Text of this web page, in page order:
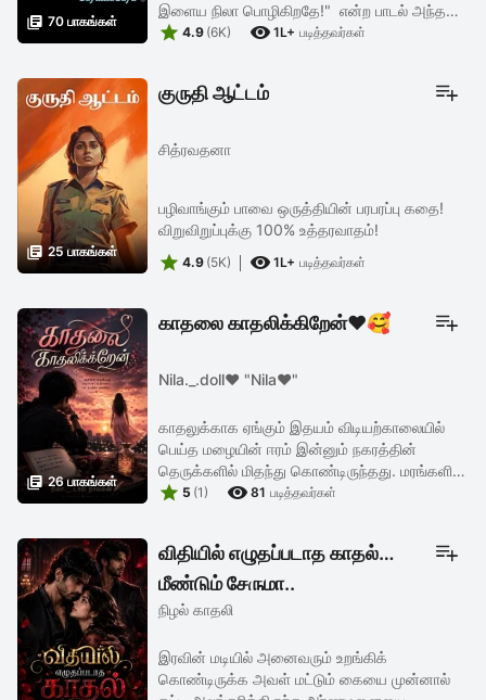
 70 பாகங்கள்
இளைய நிலா பொழிகிறதே!" என்ற பாடல் அந்த
காரில் ஒலித்துக் கொண்டு இருக்க, அதீத குளிரில்
 4.9 (6K)  1L+ படித்தவர்கள்
 25 பாகங்கள்
குருதி ஆட்டம்
சித்ரவதனா
பழிவாங்கும் பாவை ஒருத்தியின் பரபரப்பு கதை!
விறுவிறுப்புக்கு 100% உத்தரவாதம்!
 4.9 (5K)  1L+ படித்தவர்கள்
 26 பாகங்கள்
காதலை காதலிக்கிறேன்❤️🥰
Nila._.doll❤️ "Nila❤️"
காதலுக்காக ஏங்கும் இதயம் விடியற்காலையில்
பெய்த மழையின் ஈரம் இன்னும் நகரத்தின்
தெருக்களில் மிதந்து கொண்டிருந்தது. மரங்களின்
இலைகளில் துளித்துளியாக ஒட்டியிருந்த மழைநீர்,
 5 (1)  81 படித்தவர்கள்
விதியில் எழுதப்படாத காதல்
மீண்டும் சேருமா..
நிழல் காதலி
இரவின் மடியில் அனைவரும் உறங்கிக்
கொண்டிருக்க அவள் மட்டும் கையை முன்னால்